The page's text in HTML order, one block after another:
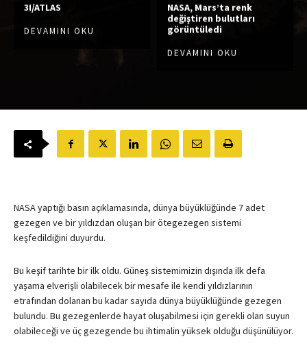
3I/ATLAS
DEVAMINI OKU
NASA, Mars’ta renk
değiştiren bulutları
görüntüledi
DEVAMINI OKU
NASA yaptığı basın açıklamasında, dünya büyüklüğünde 7 adet
gezegen ve bir yıldızdan oluşan bir ötegezegen sistemi
keşfedildiğini duyurdu.
Bu keşif tarihte bir ilk oldu. Güneş sistemimizin dışında ilk defa
yaşama elverişli olabilecek bir mesafe ile kendi yıldızlarının
etrafından dolanan bu kadar sayıda dünya büyüklüğünde gezegen
bulundu. Bu gezegenlerde hayat oluşabilmesi için gerekli olan suyun
olabileceği ve üç gezegende bu ihtimalin yüksek olduğu düşünülüyor.